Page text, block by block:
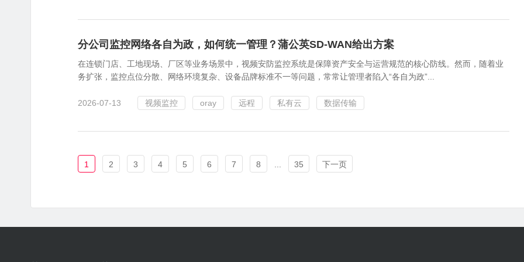
分公司监控网络各自为政，如何统一管理？蒲公英SD-WAN给出方案
在连锁门店、工地现场、厂区等业务场景中，视频安防监控系统是保障资产安全与运营规范的核心防线。然而，随着业
务扩张，监控点位分散、网络环境复杂、设备品牌标准不一等问题，常常让管理者陷入“各自为政”...
2026-07-13 视频监控 oray 远程 私有云 数据传输
1 2 3 4 5 6 7 8 35 下一页